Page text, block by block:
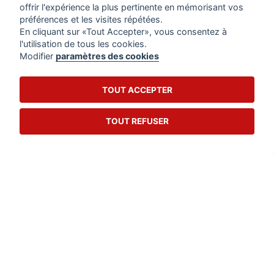
VOTRE COMPTE
INFORMATIONS
offrir l'expérience la plus pertinente en mémorisant vos
préférences et les visites répétées.
En cliquant sur «Tout Accepter», vous consentez à
l'utilisation de tous les cookies.
Modifier paramètres des cookies
TOUT ACCEPTER
TOUT REFUSER